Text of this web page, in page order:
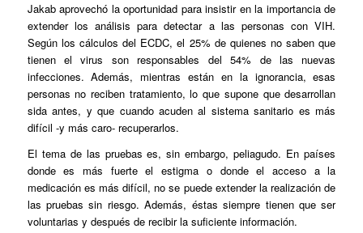
Jakab aprovechó la oportunidad para insistir en la importancia de
extender los análisis para detectar a las personas con VIH.
Según los cálculos del ECDC, el 25% de quienes no saben que
tienen el virus son responsables del 54% de las nuevas
infecciones. Además, mientras están en la ignorancia, esas
personas no reciben tratamiento, lo que supone que desarrollan
sida antes, y que cuando acuden al sistema sanitario es más
difícil -y más caro- recuperarlos.
El tema de las pruebas es, sin embargo, peliagudo. En países
donde es más fuerte el estigma o donde el acceso a la
medicación es más difícil, no se puede extender la realización de
las pruebas sin riesgo. Además, éstas siempre tienen que ser
voluntarias y después de recibir la suficiente información.